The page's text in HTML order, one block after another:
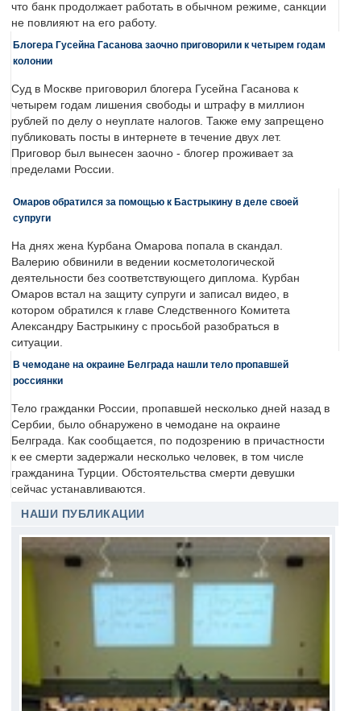
что банк продолжает работать в обычном режиме, санкции
не повлияют на его работу.
Блогера Гусейна Гасанова заочно приговорили к четырем годам
колонии
Суд в Москве приговорил блогера Гусейна Гасанова к
четырем годам лишения свободы и штрафу в миллион
рублей по делу о неуплате налогов. Также ему запрещено
публиковать посты в интернете в течение двух лет.
Приговор был вынесен заочно - блогер проживает за
пределами России.
Омаров обратился за помощью к Бастрыкину в деле своей
супруги
На днях жена Курбана Омарова попала в скандал.
Валерию обвинили в ведении косметологической
деятельности без соответствующего диплома. Курбан
Омаров встал на защиту супруги и записал видео, в
котором обратился к главе Следственного Комитета
Александру Бастрыкину с просьбой разобраться в
ситуации.
В чемодане на окраине Белграда нашли тело пропавшей
россиянки
Тело гражданки России, пропавшей несколько дней назад в
Сербии, было обнаружено в чемодане на окраине
Белграда. Как сообщается, по подозрению в причастности
к ее смерти задержали несколько человек, в том числе
гражданина Турции. Обстоятельства смерти девушки
сейчас устанавливаются.
НАШИ ПУБЛИКАЦИИ